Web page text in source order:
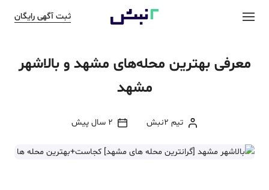
ثبت آگهی رایگان
معرفی بهترین محله‌های مشهد و بالاشهر
مشهد
تیم 2نبش 2 سال پیش